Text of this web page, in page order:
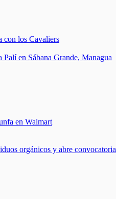
2022
con los Cavaliers
en Sábana Grande, Managua
en Walmart
orgánicos y abre convocatoria